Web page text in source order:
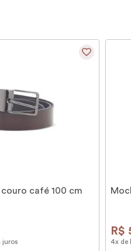
café 100 cm
juros
R$
4x de